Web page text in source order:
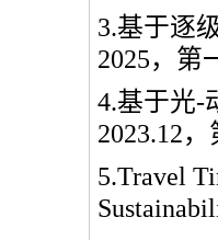
3.基于逐
2025，第
4.基于光-
2023.12，
5.Travel